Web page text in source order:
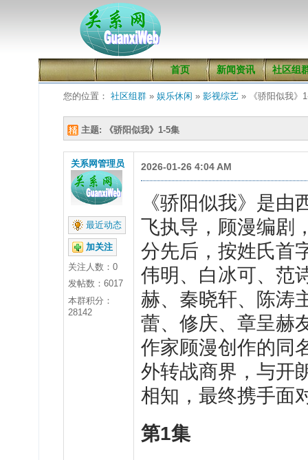
首页 新闻资讯 社区组
您的位置： 社区组群» 娱乐休闲 » 影视综艺» 《骄阳似我》
主题: 《骄阳似我》1-5集
关系网管理员
最近动态
加关注
关注人数： 0
发帖数：6017
本群积分：
28142
2026-01-26 4:04 AM
《骄阳似我》是
飞执导，顾漫编剧
分先后，按姓氏首
伟明、白冰可、范
赫、秦晓轩、陈涛
蕾、修庆、章呈赫
作家顾漫创作的同
外转战商界，与开
相知，最终携手面
第1集